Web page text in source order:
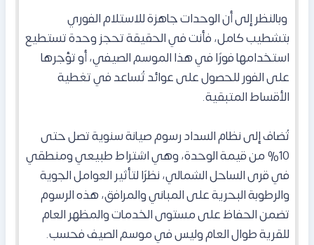
وبالنظر إلى أن الوحدات جاهزة للاستلام الفوري
بتشطيب كامل، فأنت في الحقيقة تحجز وحدة تستطيع
استخدامها فورًا في هذا الموسم الصيفي، أو تؤجرها
على الفور للحصول على عوائد تُساعد في تغطية
الأقساط المتبقية.
تُضاف إلى نظام السداد رسوم صيانة سنوية تصل حتى
10% من قيمة الوحدة، وهي اشتراط طبيعي ومنطقي
في قرى الساحل الشمالي، نظرًا لتأثير العوامل الجوية
والرطوبة البحرية على المباني والمرافق، هذه الرسوم
تضمن الحفاظ على مستوى الخدمات والمظهر العام
للقرية طوال العام وليس في موسم الصيف فحسب.